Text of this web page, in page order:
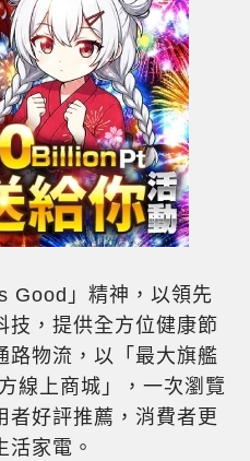
Good」精神，以領先
技，提供全方位健康節
路物流，以「最大旗艦
線上商城」，一次瀏覽
者好評推薦，消費者更
活家電。